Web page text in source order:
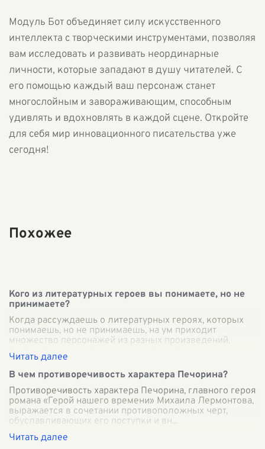
Модуль Бот объединяет силу искусственного
интеллекта с творческими инструментами, позволяя
вам исследовать и развивать неординарные
личности, которые западают в душу читателей. С
его помощью каждый ваш персонаж станет
многослойным и завораживающим, способным
удивлять и вдохновлять в каждой сцене. Откройте
для себя мир инновационного писательства уже
сегодня!
Похожее
Кого из литературных героев вы понимаете, но не
принимаете?
Когда рассуждаешь о литературных героях, которых
понимаешь, но не принимаешь, на ум приходит
множество персонажей из разных произведений,
поглощённых внутренними конфликтами и мора
В чем противоречивость характера Печорина?
Противоречивость характера Печорина, главного героя
романа «Герой нашего времени» Михаила Лермонтова,
выражается в сочетании противоположных черт,
обуславливающих его поступки и вн